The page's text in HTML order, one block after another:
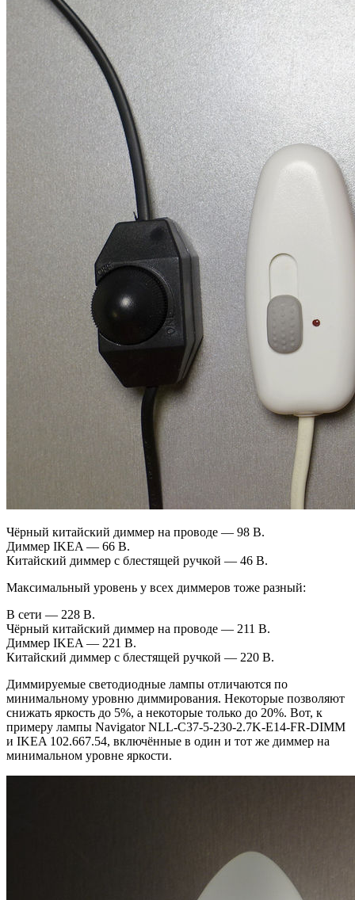
Чёрный китайский диммер на проводе — 98 В.
Диммер IKEA — 66 В.
Китайский диммер с блестящей ручкой — 46 В.
Максимальный уровень у всех диммеров тоже разный:
В сети — 228 В.
Чёрный китайский диммер на проводе — 211 В.
Диммер IKEA — 221 В.
Китайский диммер с блестящей ручкой — 220 В.
Диммируемые светодиодные лампы отличаются по
минимальному уровню диммирования. Некоторые позволяют
снижать яркость до 5%, а некоторые только до 20%. Вот, к
примеру лампы Navigator NLL-C37-5-230-2.7K-E14-FR-DIMM
и IKEA 102.667.54, включённые в один и тот же диммер на
минимальном уровне яркости.